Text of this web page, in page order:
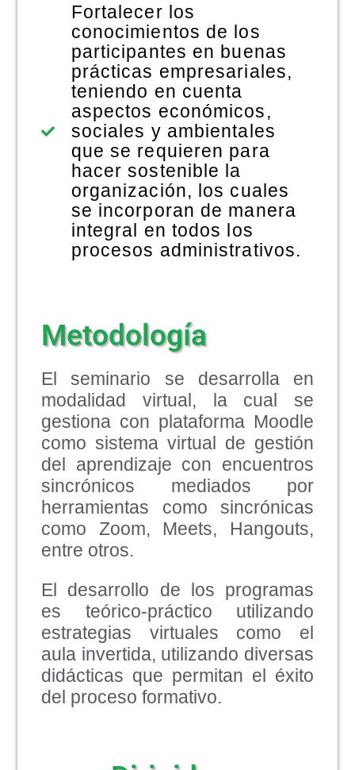
Fortalecer los
conocimientos de los
participantes en buenas
prácticas empresariales,
teniendo en cuenta
aspectos económicos,
sociales y ambientales
que se requieren para
hacer sostenible la
organización, los cuales
se incorporan de manera
integral en todos los
procesos administrativos.
Metodología
El seminario se desarrolla en
modalidad virtual, la cual se
gestiona con plataforma Moodle
como sistema virtual de gestión
del aprendizaje con encuentros
sincrónicos mediados por
herramientas como sincrónicas
como Zoom, Meets, Hangouts,
entre otros.
El desarrollo de los programas
es teórico-práctico utilizando
estrategias virtuales como el
aula invertida, utilizando diversas
didácticas que permitan el éxito
del proceso formativo.